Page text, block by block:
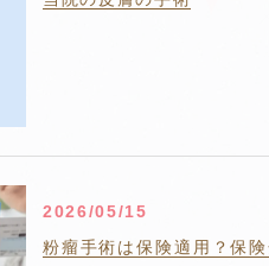
2026/05/15
粉瘤手術は保険適用？保険